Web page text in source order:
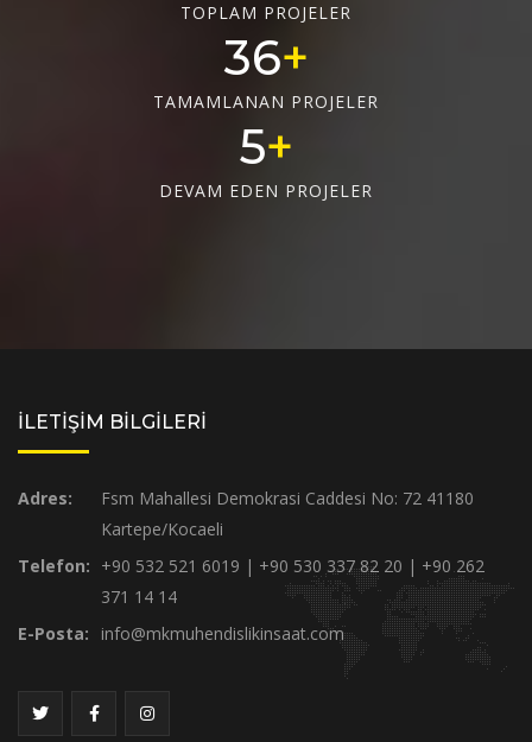
TOPLAM PROJELER
48
TAMAMLANAN PROJELER
6
DEVAM EDEN PROJELER
İLETİŞİM BİLGİLERİ
Adres:
Fsm Mahallesi Demokrasi Caddesi No: 72 41180
Kartepe/Kocaeli
Telefon: +90 532 521 6019 | +90 530 337 82 20 | +90 262
371 14 14
E-Posta:
info@mkmuhendislikinsaat.com